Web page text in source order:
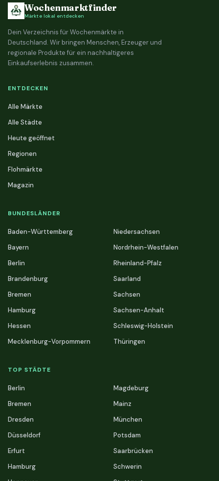
Wochenmarktfinder
Märkte lokal entdecken
Dein Verzeichnis für Wochenmärkte in
Deutschland. Wir bringen Menschen, Erzeuger und
regionale Produkte für ein nachhaltigeres
Einkaufserlebnis zusammen.
ENTDECKEN
Alle Märkte
Alle Städte
Heute geöffnet
Regionen
Flohmärkte
Magazin
BUNDESLÄNDER
Baden-Württemberg
Bayern
Berlin
Brandenburg
Bremen
Hamburg
Hessen
Mecklenburg-Vorpommern
Niedersachsen
Nordrhein-Westfalen
Rheinland-Pfalz
Saarland
Sachsen
Sachsen-Anhalt
Schleswig-Holstein
Thüringen
TOP STÄDTE
Berlin
Bremen
Dresden
Düsseldorf
Erfurt
Hamburg
Magdeburg
Mainz
München
Potsdam
Saarbrücken
Schwerin